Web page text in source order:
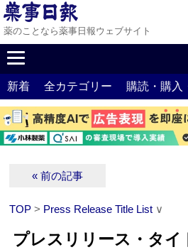
薬のことなら薬事日報ウェブサイト
新着 全カテゴリー 購読・購入
« 前の記事
TOP > Press Release Title List ∨
プレスリリース・タ